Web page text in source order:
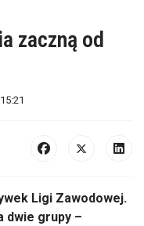
zaczną od
Ligi Zawodowej.
dwie grupy –